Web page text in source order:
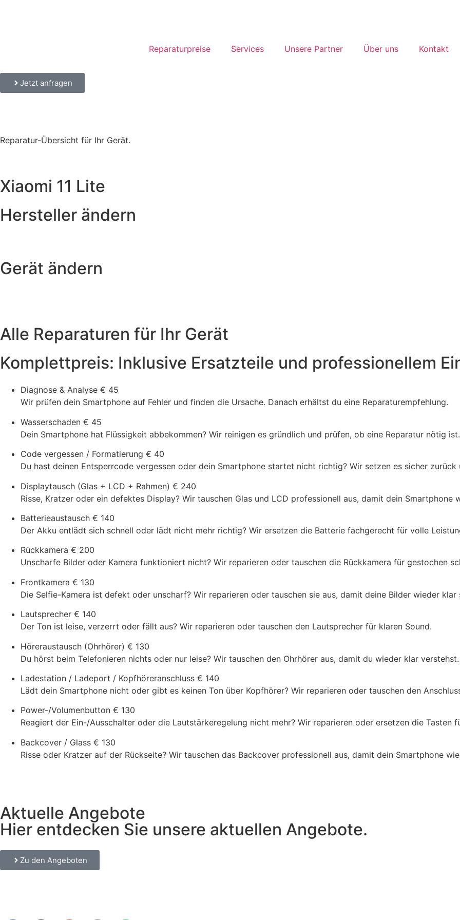
Reparaturpreise Services Unsere Partner Über uns Kontakt
Jetzt anfragen
Reparatur-Übersicht für Ihr Gerät.
Xiaomi 11 Lite
Hersteller ändern
Gerät ändern
Alle Reparaturen für Ihr Gerät
Komplettpreis: Inklusive Ersatzteile und professionellem
Diagnose & Analyse € 45
Wir prüfen dein Smartphone auf Fehler und finden die Ursache. Danach erhältst du eine Reparaturempfehlung.
Wasserschaden € 45
Dein Smartphone hat Flüssigkeit abbekommen? Wir reinigen es gründlich und prüfen, ob eine Reparatur nötig ist.
Code vergessen / Formatierung € 40
Du hast deinen Entsperrcode vergessen oder dein Smartphone startet nicht richtig? Wir setzen es sicher zurück
Displaytausch (Glas + LCD + Rahmen) € 240
Risse, Kratzer oder ein defektes Display? Wir tauschen Glas und LCD professionell aus, damit dein Smartphone
Batterieaustausch € 140
Der Akku entlädt sich schnell oder lädt nicht mehr richtig? Wir ersetzen die Batterie fachgerecht für volle
Rückkamera € 200
Unscharfe Bilder oder Kamera funktioniert nicht? Wir reparieren oder tauschen die Rückkamera für gestochen
Frontkamera € 130
Die Selfie-Kamera ist defekt oder unscharf? Wir reparieren oder tauschen sie aus, damit deine Bilder wieder klar
Lautsprecher € 140
Der Ton ist leise, verzerrt oder fällt aus? Wir reparieren oder tauschen den Lautsprecher für klaren Sound.
Höreraustausch (Ohrhörer) € 130
Du hörst beim Telefonieren nichts oder nur leise? Wir tauschen den Ohrhörer aus, damit du wieder klar verstehst.
Ladestation / Ladeport / Kopfhöreranschluss € 140
Lädt dein Smartphone nicht oder gibt es keinen Ton über Kopfhörer? Wir reparieren oder tauschen den
Power-/Volumenbutton € 130
Reagiert der Ein-/Ausschalter oder die Lautstärkeregelung nicht mehr? Wir reparieren oder ersetzen die Tasten
Backcover / Glass € 130
Risse oder Kratzer auf der Rückseite? Wir tauschen das Backcover professionell aus, damit dein Smartphone
Aktuelle Angebote
Hier entdecken Sie unsere aktuellen Angebote.
Zu den Angeboten